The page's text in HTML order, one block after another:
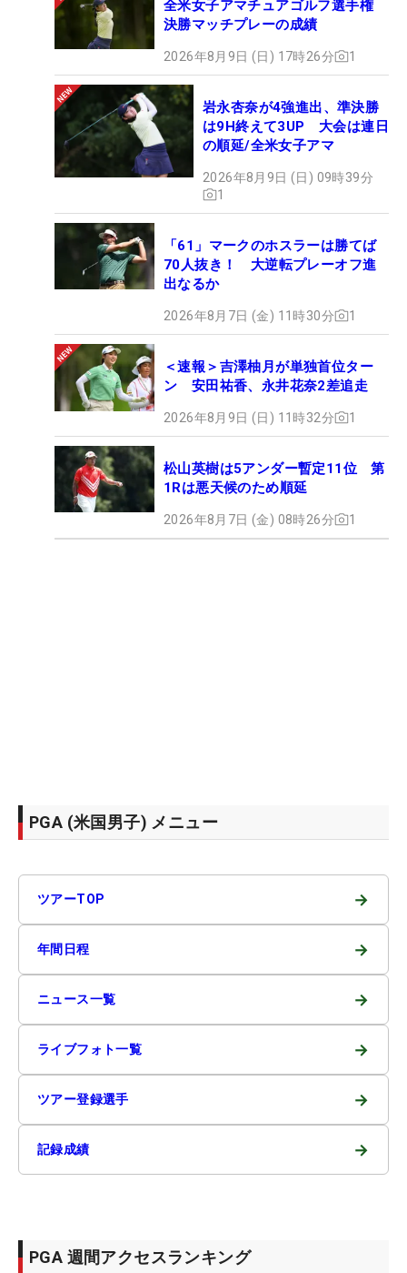
全米女子アマチュアゴルフ選手権
決勝マッチプレーの成績
2026年8月9日 (日) 17時26分 1
岩永杏奈が4強進出、準決勝
は9H終えて3UP 大会は連日
の順延/全米女子アマ
2026年8月9日 (日) 09時39分
1
「61」マークのホスラーは勝てば
70人抜き！ 大逆転プレーオフ進
出なるか
2026年8月7日 (金) 11時30分 1
＜速報＞吉澤柚月が単独首位ター
ン 安田祐香、永井花奈2差追走
2026年8月9日 (日) 11時32分 1
松山英樹は5アンダー暫定11位 第
1Rは悪天候のため順延
2026年8月7日 (金) 08時26分 1
PGA (米国男子) メニュー
ツアーTOP →
年間日程 →
ニュース一覧 →
ライブフォト一覧 →
ツアー登録選手 →
記録成績 →
PGA 週間アクセスランキング